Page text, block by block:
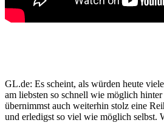
GL.de: Es scheint, als würden heute
am liebsten so schnell wie möglich
übernimmst auch weiterhin stolz eine
und erledigst so viel wie möglich selbst.